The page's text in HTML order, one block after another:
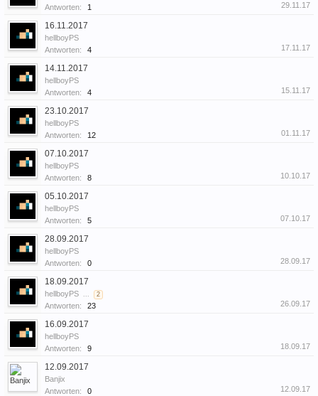
Antworten:
1 29.11.17
16.11.2017
hellboyPS
Antworten:
4 17.11.17
14.11.2017
hellboyPS
Antworten:
4 15.11.17
23.10.2017
hellboyPS
Antworten:
12 01.11.17
07.10.2017
hellboyPS
Antworten:
8 10.10.17
05.10.2017
hellboyPS
Antworten:
5 07.10.17
28.09.2017
hellboyPS
Antworten:
0 28.09.17
18.09.2017
hellboyPS ... 2
Antworten: 23 26.09.17
16.09.2017
hellboyPS
Antworten:
9 18.09.17
12.09.2017
Banjix
Antworten:
0 12.09.17